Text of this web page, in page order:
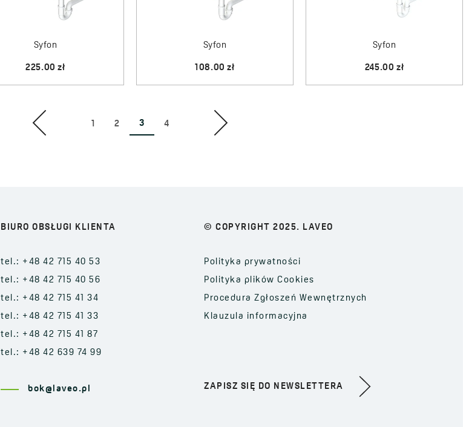
Syfon
225.00 zł
Syfon
108.00 zł
Syfon
245.00 zł
1 2 3 4
BIURO OBSŁUGI KLIENTA
tel.: +48 42 715 40 53
tel.: +48 42 715 40 56
tel.: +48 42 715 41 34
tel.: +48 42 715 41 33
tel.: +48 42 715 41 87
tel.: +48 42 639 74 99
bok@laveo.pl
© COPYRIGHT 2025. LAVEO
Polityka prywatności
Polityka plików Cookies
Procedura Zgłoszeń Wewnętrznych
Klauzula informacyjna
ZAPISZ SIĘ DO NEWSLETTERA